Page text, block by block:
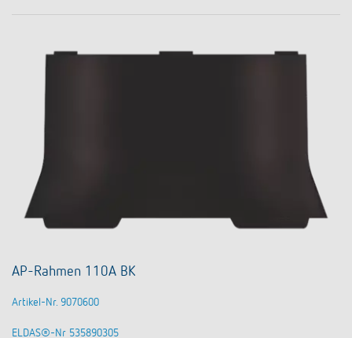
AP-Rahmen 110A BK
Artikel-Nr. 9070600
ELDAS®-Nr 535890305